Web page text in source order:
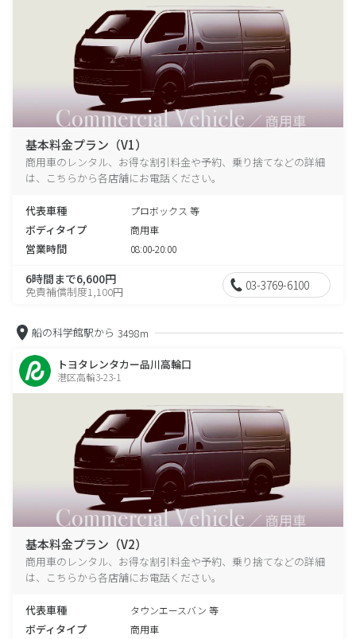
基本料金プラン（V1）
商用車のレンタル、お得な割引料金や予約、乗り捨てなどの詳細
は、こちらから各店舗にお電話ください。
代表車種 プロボックス 等
ボディタイプ 商用車
営業時間 08:00-20:00
6時間まで6,600円
免責補償制度1,100円 03-3769-6100
船の科学館駅から 3498m
トヨタレンタカー品川高輪口
港区高輪3-23-1
基本料金プラン（V2）
商用車のレンタル、お得な割引料金や予約、乗り捨てなどの詳細
は、こちらから各店舗にお電話ください。
代表車種 タウンエースバン 等
ボディタイプ 商用車